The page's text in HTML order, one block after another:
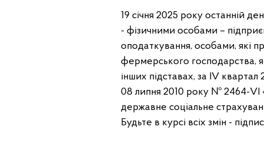
19 січня 2025 року останній
- фізичними особами –
оподаткування, особами, які
фермерського господарства,
інших підставах, за IV
08 липня 2010 року № 2464-VI
державне соціальне
Будьте в курсі всіх змін -